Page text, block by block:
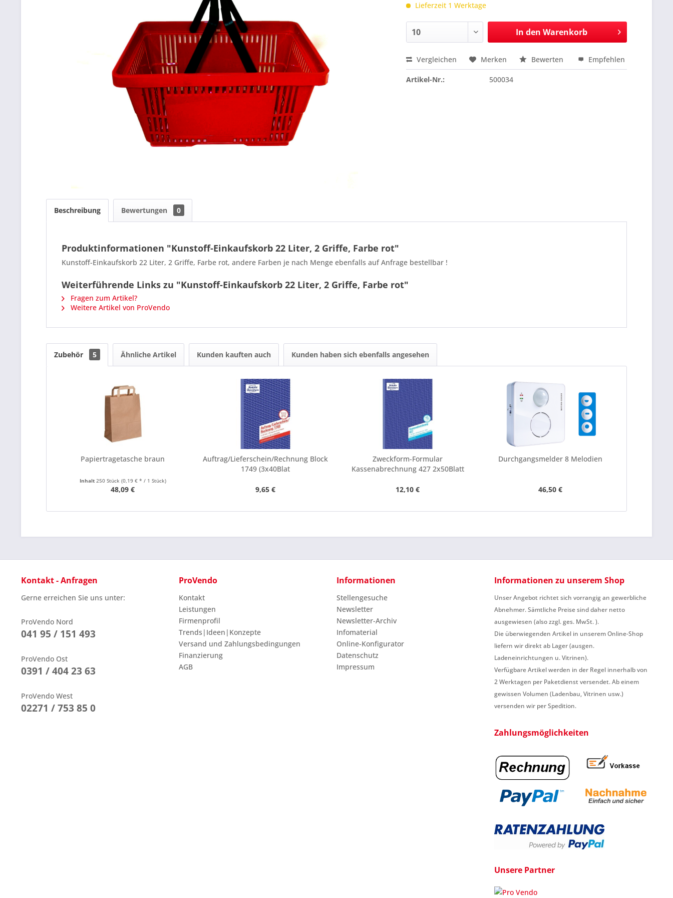
Lieferzeit 1 Werktage
In den Warenkorb
Preis anfragen
Ich habe die Datenschutzerklärunggelesen, verstanden
und stimme zu. *
Mit * gekennzeichnete Felder sind Pflichtfelder.
Senden
Vergleichen Merken Bewerten Empfehlen
Artikel-Nr.: 500034
Beschreibung Bewertungen 0
Produktinformationen "Kunstoff-Einkaufskorb 22 Liter, 2 Griffe, Farbe rot"
Kunstoff-Einkaufskorb 22 Liter, 2 Griffe, Farbe rot, andere Farben je nach Menge ebenfalls auf Anfrage bestellbar !
Weiterführende Links zu "Kunstoff-Einkaufskorb 22 Liter, 2 Griffe, Farbe rot"
Fragen zum Artikel?
Weitere Artikel von ProVendo
Zubehör 5 Ähnliche Artikel Kunden kauften auch Kunden haben sich ebenfalls angesehen
Papiertragetasche braun
Inhalt 250 Stück (0,19 € * / 1 Stück)
48,09 €
Auftrag/Lieferschein/Rechnung Block
1749 (3x40Blat
9,65 €
Zweckform-Formular
Kassenabrechnung 427 2x50Blatt
12,10 €
Durchgangsmelder 8 Melodien
46,50 €
Kontakt - Anfragen
Gerne erreichen Sie uns unter:
ProVendo Nord
041 95 / 151 493
ProVendo Ost
0391 / 404 23 63
ProVendo West
02271 / 753 85 0
ProVendo
Kontakt
Leistungen
Firmenprofil
Trends|Ideen|Konzepte
Versand und Zahlungsbedingungen
Finanzierung
AGB
Informationen
Stellengesuche
Newsletter
Newsletter-Archiv
Infomaterial
Online-Konfigurator
Datenschutz
Impressum
Informationen zu unserem Shop
Unser Angebot richtet sich vorrangig an gewerbliche
Abnehmer. Sämtliche Preise sind daher netto
ausgewiesen (also zzgl. ges. MwSt. ).
Die überwiegenden Artikel in unserem Online-Shop
liefern wir direkt ab Lager (ausgen.
Ladeneinrichtungen u. Vitrinen).
Verfügbare Artikel werden in der Regel innerhalb von
2 Werktagen per Paketdienst versendet. Ab einem
gewissen Volumen (Ladenbau, Vitrinen usw.)
versenden wir per Spedition.
Zahlungsmöglichkeiten
Unsere Partner